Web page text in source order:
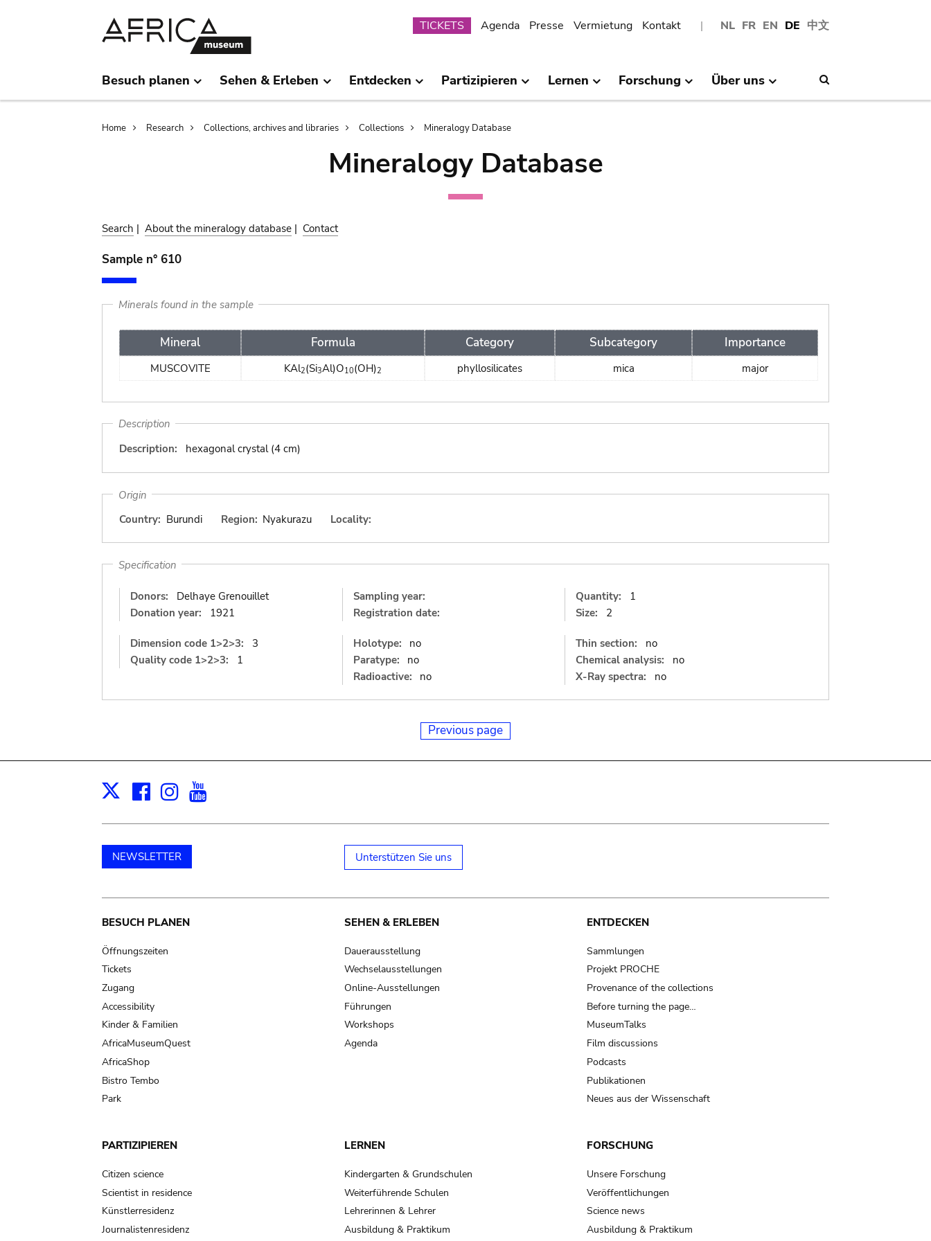
NL FR EN DE 中文
Submenu
TICKETS Agenda Presse Vermietung Kontakt
Besuch planen Sehen & Erleben Entdecken Partizipieren Lernen Forschung Über uns
Breadcrumb
Home Research Collections, archives and libraries Collections Mineralogy Database
Mineralogy Database
Search | About the mineralogy database | Contact
Sample n° 610
Minerals found in the sample
Mineral Formula Category Subcategory Importance
MUSCOVITE KAl2(Si3Al)O10(OH)2 phyllosilicates mica major
Description
Description:
hexagonal crystal (4 cm)
Origin
Country: Burundi Region: Nyakurazu Locality:
Specification
Donors:
Delhaye Grenouillet
Donation year:
1921
Sampling year:
Registration date:
Quantity:
1
Size:
2
Dimension code 1>2>3:
3
Quality code 1>2>3:
1
Holotype:
no
Paratype:
no
Radioactive:
no
Thin section:
no
Chemical analysis:
no
X-Ray spectra:
no
Previous page
X Facebook
Instagram
NEWSLETTER Unterstützen Sie uns
Main
navigation
BESUCH PLANEN
Öffnungszeiten
Tickets
Zugang
Accessibility
Kinder & Familien
AfricaMuseumQuest
AfricaShop
Bistro Tembo
Park
SEHEN & ERLEBEN
Dauerausstellung
Wechselausstellungen
Online-Ausstellungen
Führungen
Workshops
Agenda
ENTDECKEN
Sammlungen
Projekt PROCHE
Provenance of the collections
Before turning the page…
MuseumTalks
Film discussions
Podcasts
Publikationen
Neues aus der Wissenschaft
PARTIZIPIEREN
Citizen science
Scientist in residence
Künstlerresidenz
Journalistenresidenz
LERNEN
Kindergarten & Grundschulen
Weiterführende Schulen
Lehrerinnen & Lehrer
Ausbildung & Praktikum
FORSCHUNG
Unsere Forschung
Veröffentlichungen
Science news
Ausbildung & Praktikum